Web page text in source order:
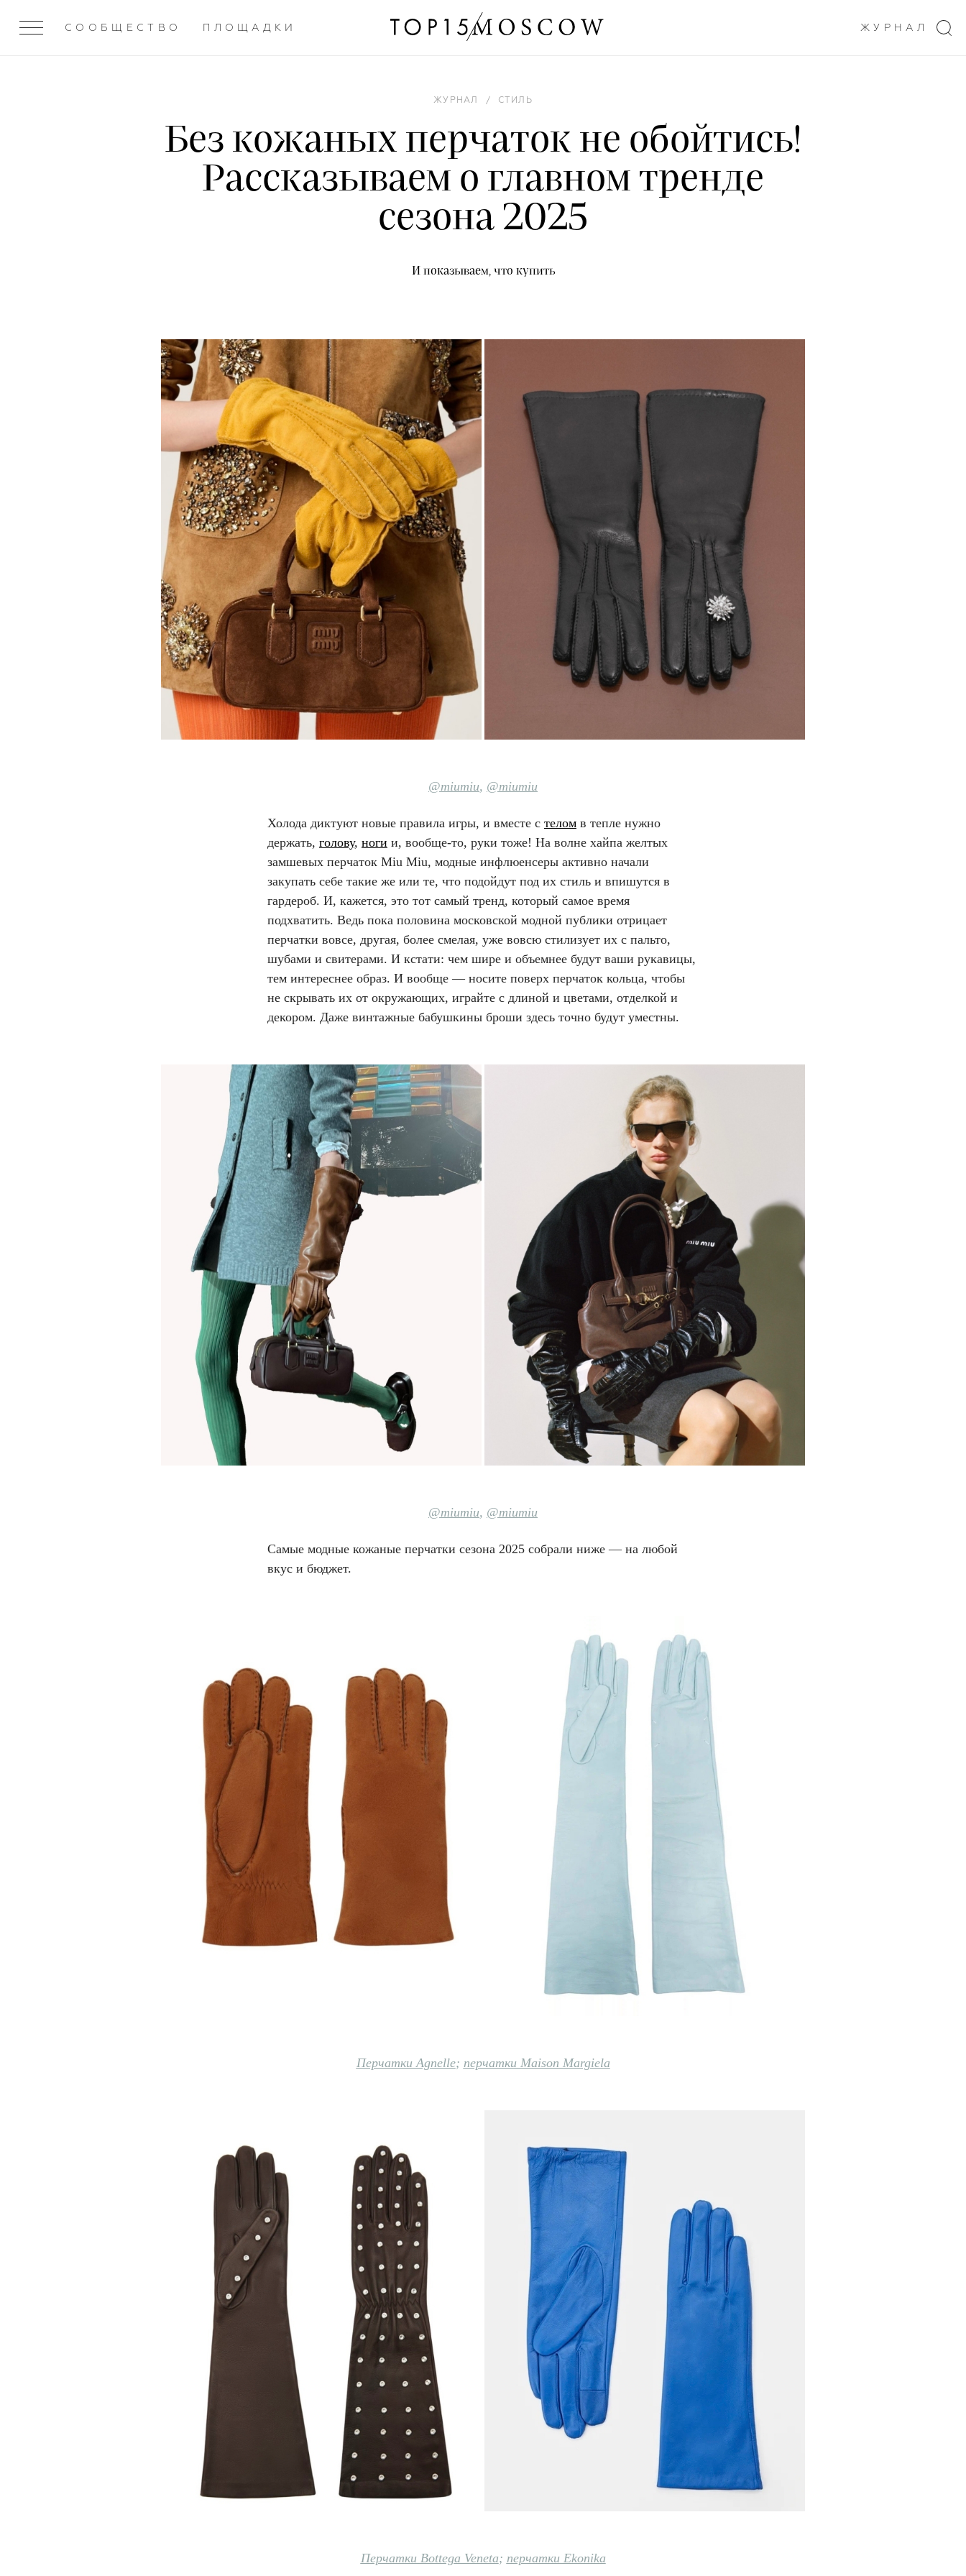
СООБЩЕСТВО ПЛОЩАДКИ ЖУРНАЛ
ЖУРНАЛ / СТИЛЬ
Без кожаных перчаток не обойтись!
Рассказываем о главном тренде
сезона 2025
И показываем, что купить
@miumiu, @miumiu
Холода диктуют новые правила игры, и вместе с телом в тепле нужно
держать, голову, ноги и, вообще-то, руки тоже! На волне хайпа желтых
замшевых перчаток Miu Miu, модные инфлюенсеры активно начали
закупать себе такие же или те, что подойдут под их стиль и впишутся в
гардероб. И, кажется, это тот самый тренд, который самое время
подхватить. Ведь пока половина московской модной публики отрицает
перчатки вовсе, другая, более смелая, уже вовсю стилизует их с пальто,
шубами и свитерами. И кстати: чем шире и объемнее будут ваши рукавицы,
тем интереснее образ. И вообще — носите поверх перчаток кольца, чтобы
не скрывать их от окружающих, играйте с длиной и цветами, отделкой и
декором. Даже винтажные бабушкины броши здесь точно будут уместны.
@miumiu, @miumiu
Самые модные кожаные перчатки сезона 2025 собрали ниже — на любой
вкус и бюджет.
Перчатки Agnelle; перчатки Maison Margiela
Перчатки Bottega Veneta; перчатки Ekonika